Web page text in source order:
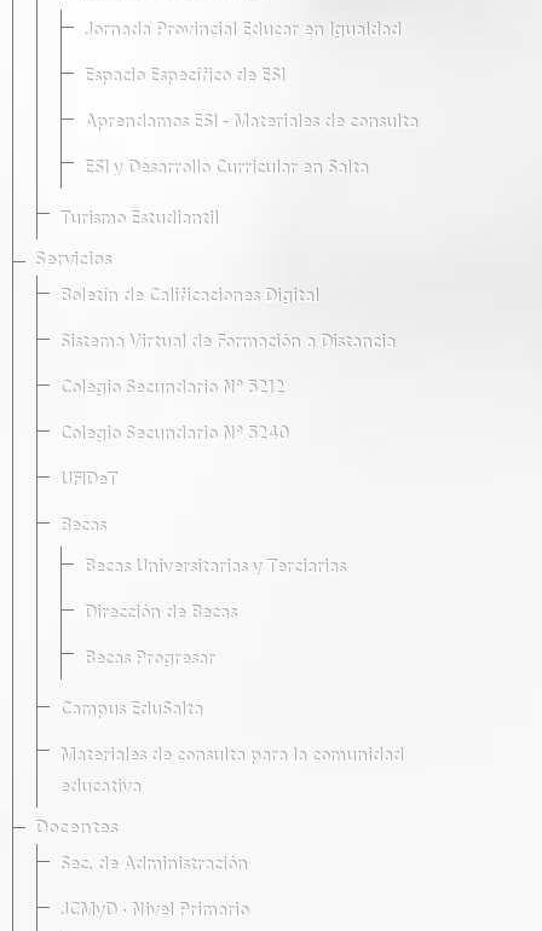
Jornada Provincial Educar en Igualdad
Espacio Específico de ESI
Aprendamos ESI - Materiales de consulta
ESI y Desarrollo Curricular en Salta
Turismo Estudiantil
Servicios
Boletín de Calificaciones Digital
Sistema Virtual de Formación a Distancia
Colegio Secundario Nº 5212
Colegio Secundario Nº 5240
UFIDeT
Becas
Becas Universitarias y Terciarias
Dirección de Becas
Becas Progresar
Campus EduSalta
Materiales de consulta para la comunidad
educativa
Docentes
Sec. de Administración
JCMyD · Nivel Primario